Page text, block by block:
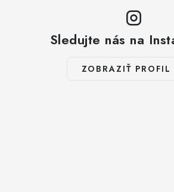
Sledujte nás na
ZOBRAZIŤ PROFIL